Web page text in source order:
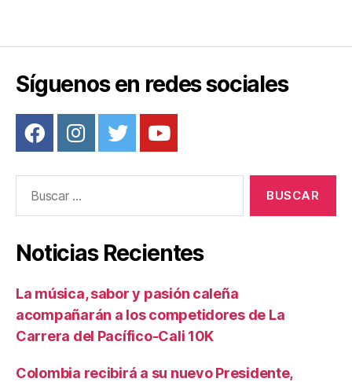
Síguenos en redes sociales
Noticias Recientes
La música, sabor y pasión caleña
acompañarán a los competidores de La
Carrera del Pacífico-Cali 10K
Colombia recibirá a su nuevo Presidente,